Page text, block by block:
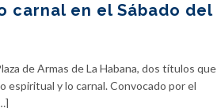
carnal en el Sábado del
de Armas de La Habana, dos títulos que
y lo carnal. Convocado por el